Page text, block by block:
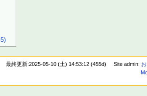
最終更新:2025-05-10 (土) 14:53:12 (455d) Site admin: